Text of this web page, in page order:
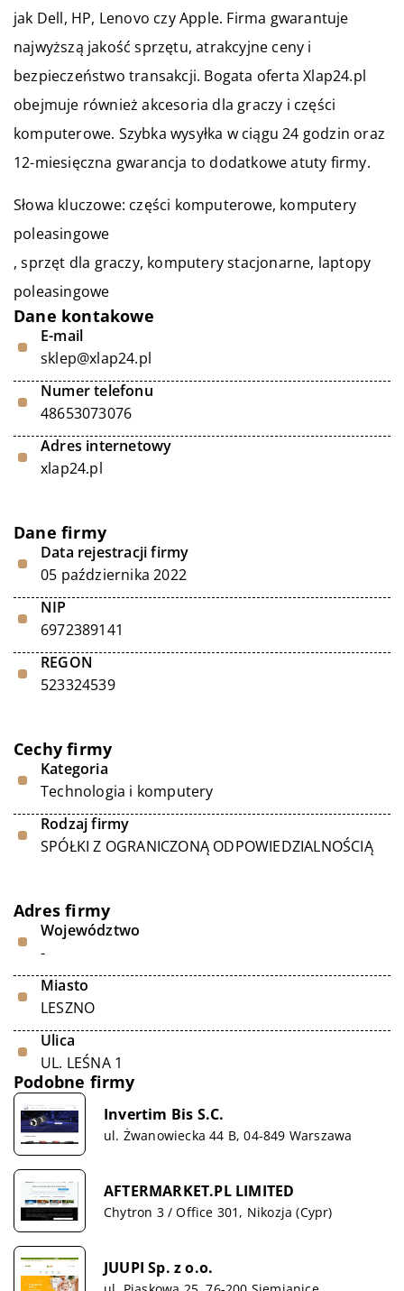
jak Dell, HP, Lenovo czy Apple. Firma gwarantuje
najwyższą jakość sprzętu, atrakcyjne ceny i
bezpieczeństwo transakcji. Bogata oferta Xlap24.pl
obejmuje również akcesoria dla graczy i części
komputerowe. Szybka wysyłka w ciągu 24 godzin oraz
12-miesięczna gwarancja to dodatkowe atuty firmy.
Słowa kluczowe: części komputerowe, komputery
poleasingowe
, sprzęt dla graczy, komputery stacjonarne, laptopy
poleasingowe
Dane kontakowe
E-mail
sklep@xlap24.pl
Numer telefonu
48653073076
Adres internetowy
xlap24.pl
Dane firmy
Data rejestracji firmy
05 października 2022
NIP
6972389141
REGON
523324539
Cechy firmy
Kategoria
Technologia i komputery
Rodzaj firmy
SPÓŁKI Z OGRANICZONĄ ODPOWIEDZIALNOŚCIĄ
Adres firmy
Województwo
-
Miasto
LESZNO
Ulica
UL. LEŚNA 1
Podobne firmy
Invertim Bis S.C.
ul. Żwanowiecka 44 B, 04-849 Warszawa
AFTERMARKET.PL LIMITED
Chytron 3 / Office 301, Nikozja (Cypr)
JUUPI Sp. z o.o.